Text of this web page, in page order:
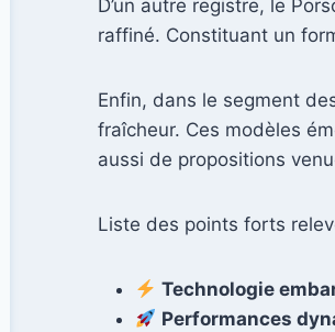
D’un autre registre, le
raffiné. Constituant un
Enfin, dans le segment
fraîcheur. Ces modèles
aussi de propositions
Liste des points forts
Technologie
Performances